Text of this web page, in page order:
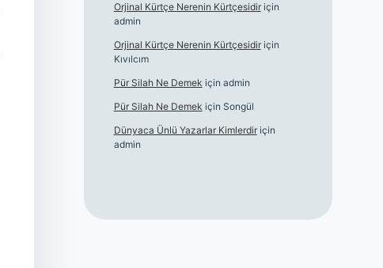
Orjinal Kürtçe Nerenin Kürtçesidiriçin
admin
Orjinal Kürtçe Nerenin Kürtçesidiriçin
Kıvılcım
Pür Silah Ne Demek için admin
Pür Silah Ne Demek için Songül
Dünyaca Ünlü Yazarlar Kimlerdiriçin
admin